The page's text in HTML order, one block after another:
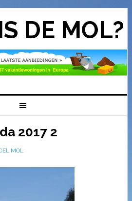
DE MOL?
2017 2
MOL